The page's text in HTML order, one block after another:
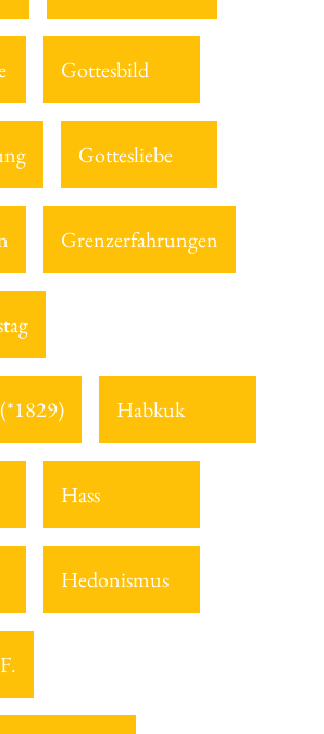
Gottesbild
Gottesliebe
Grenzerfahrungen
Habkuk
Hass
Hedonismus